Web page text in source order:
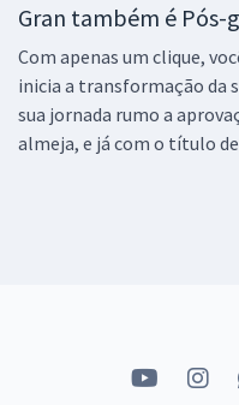
Gran também é Pós-
Com apenas um clique,
inicia a transformação da
sua jornada rumo a
almeja, e já com o título